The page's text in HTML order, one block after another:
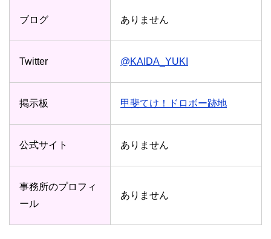
ブログ ありません
Twitter @KAIDA_YUKI
掲示板 甲斐てけ！ドロボー跡地
公式サイト ありません
事務所のプロフィ
ール
ありません